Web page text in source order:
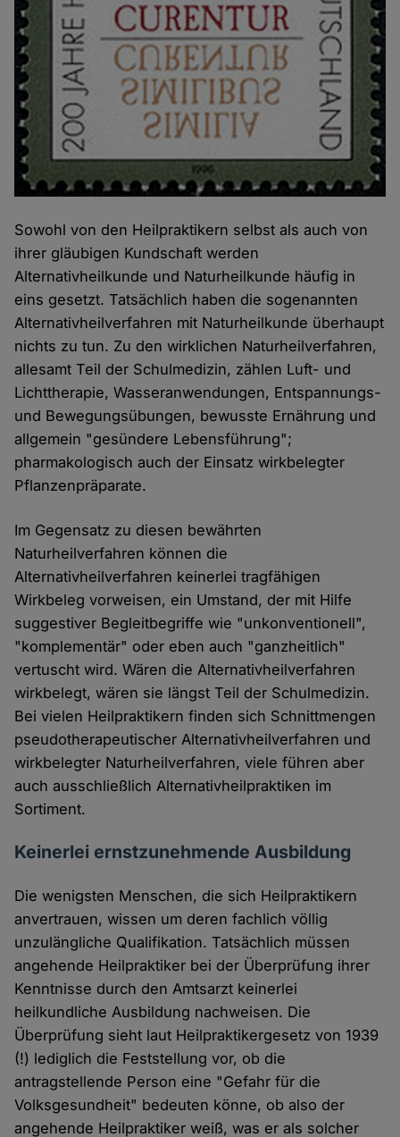
Sowohl von den Heilpraktikern selbst als auch von
ihrer gläubigen Kundschaft werden
Alternativheilkunde und Naturheilkunde häufig in
eins gesetzt. Tatsächlich haben die sogenannten
Alternativheilverfahren mit Naturheilkunde überhaupt
nichts zu tun. Zu den wirklichen Naturheilverfahren,
allesamt Teil der Schulmedizin, zählen Luft- und
Lichttherapie, Wasseranwendungen, Entspannungs-
und Bewegungsübungen, bewusste Ernährung und
allgemein "gesündere Lebensführung";
pharmakologisch auch der Einsatz wirkbelegter
Pflanzenpräparate.
Im Gegensatz zu diesen bewährten
Naturheilverfahren können die
Alternativheilverfahren keinerlei tragfähigen
Wirkbeleg vorweisen, ein Umstand, der mit Hilfe
suggestiver Begleitbegriffe wie "unkonventionell",
"komplementär" oder eben auch "ganzheitlich"
vertuscht wird. Wären die Alternativheilverfahren
wirkbelegt, wären sie längst Teil der Schulmedizin.
Bei vielen Heilpraktikern finden sich Schnittmengen
pseudotherapeutischer Alternativheilverfahren und
wirkbelegter Naturheilverfahren, viele führen aber
auch ausschließlich Alternativheilpraktiken im
Sortiment.
Keinerlei ernstzunehmende Ausbildung
Die wenigsten Menschen, die sich Heilpraktikern
anvertrauen, wissen um deren fachlich völlig
unzulängliche Qualifikation. Tatsächlich müssen
angehende Heilpraktiker bei der Überprüfung ihrer
Kenntnisse durch den Amtsarzt keinerlei
heilkundliche Ausbildung nachweisen. Die
Überprüfung sieht laut Heilpraktikergesetz von 1939
(!) lediglich die Feststellung vor, ob die
antragstellende Person eine "Gefahr für die
Volksgesundheit" bedeuten könne, ob also der
angehende Heilpraktiker weiß, was er als solcher